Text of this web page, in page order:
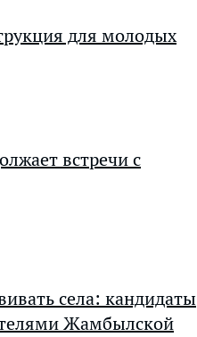
для молодых
встречи с
села: кандидаты
Жамбылской